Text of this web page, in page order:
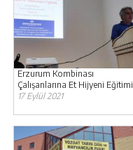
Erzurum Kombinası
Çalışanlarına Et Hijyeni Eğitimi
17 Eylül 2021